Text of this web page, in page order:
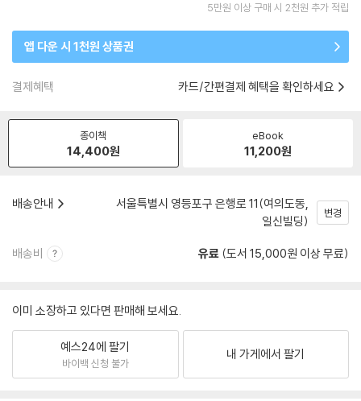
5만원 이상 구매 시 2천원 추가 적립
앱 다운 시 1천원 상품권
결제혜택 카드/간편결제 혜택을 확인하세요
종이책
14,400원
eBook
11,200원
배송안내
서울특별시 영등포구 은행로 11(여의도동,
일신빌딩)
변경
배송비 유료 (도서 15,000원 이상 무료)
이미 소장하고 있다면 판매해 보세요.
예스24에 팔기
바이백 신청 불가
내 가게에서 팔기